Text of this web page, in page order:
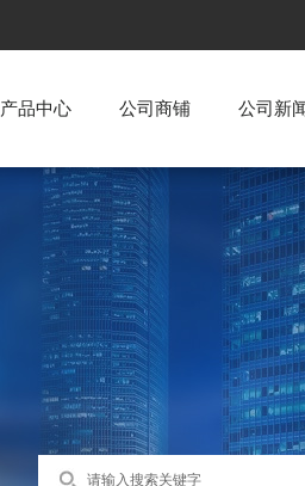
产品中心 公司商铺 公司新